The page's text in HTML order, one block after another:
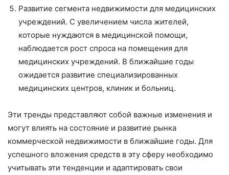
Развитие сегмента недвижимости для медицинских
учреждений. С увеличением числа жителей,
которые нуждаются в медицинской помощи,
наблюдается рост спроса на помещения для
медицинских учреждений. В ближайшие годы
ожидается развитие специализированных
медицинских центров, клиник и больниц.
Эти тренды представляют собой важные изменения и
могут влиять на состояние и развитие рынка
коммерческой недвижимости в ближайшие годы. Для
успешного вложения средств в эту сферу необходимо
учитывать эти тенденции и адаптировать свои